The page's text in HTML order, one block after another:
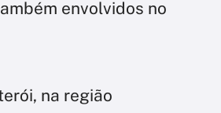
envolvidos no
na região